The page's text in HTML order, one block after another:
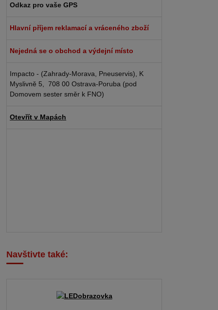
Odkaz pro vaše GPS
Hlavní příjem reklamací a vráceného zboží
Nejedná se o obchod a výdejní místo
Impacto - (Zahrady-Morava, Pneuservis), K
Myslivně 5, 708 00 Ostrava-Poruba (pod
Domovem sester směr k FNO)
Otevřít v Mapách
Navštivte také: